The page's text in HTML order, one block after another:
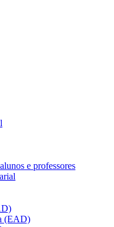
e professores
(EAD)